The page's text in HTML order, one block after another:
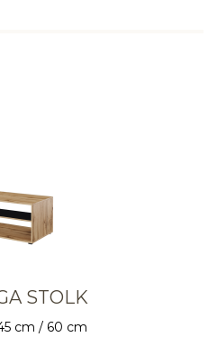
STOLK
cm / 60 cm